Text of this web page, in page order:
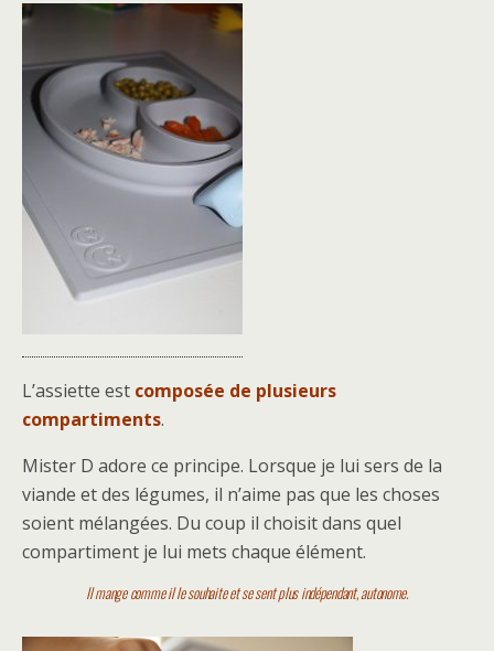
L’assiette est composée de plusieurs
compartiments.
Mister D adore ce principe. Lorsque je lui sers de la
viande et des légumes, il n’aime pas que les choses
soient mélangées. Du coup il choisit dans quel
compartiment je lui mets chaque élément.
Il mange comme il le souhaite et se sent plus indépendant, autonome.